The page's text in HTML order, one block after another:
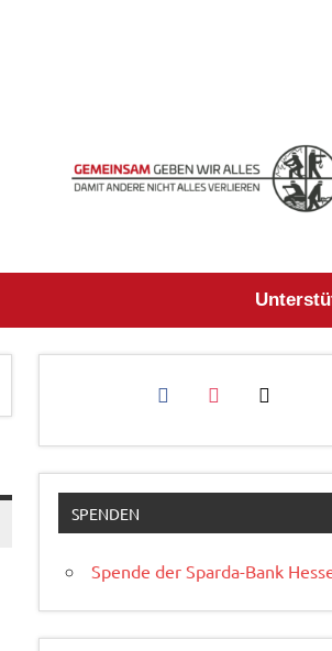
facebookinstagram
mail
SPENDEN
Spende der Sparda-Bank